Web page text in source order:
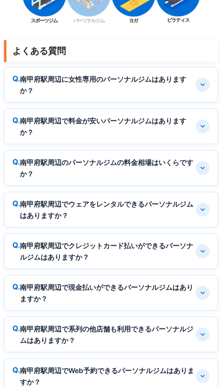
スポーツジム パーソナルジム ヨガ ピラティス
よくある質問
南甲府駅周辺に女性専用のパーソナルジムはあります
か？
南甲府駅周辺で料金が安いパーソナルジムはあります
か？
南甲府駅周辺のパーソナルジムの料金相場はいくらです
か？
南甲府駅周辺でウェアをレンタルできるパーソナルジム
はありますか？
南甲府駅周辺でクレジットカード払いができるパーソナ
ルジムはありますか？
南甲府駅周辺で現金払いができるパーソナルジムはあり
ますか？
南甲府駅周辺で系列の他店舗も利用できるパーソナルジ
ムはありますか？
南甲府駅周辺でWeb予約できるパーソナルジムはありま
すか？